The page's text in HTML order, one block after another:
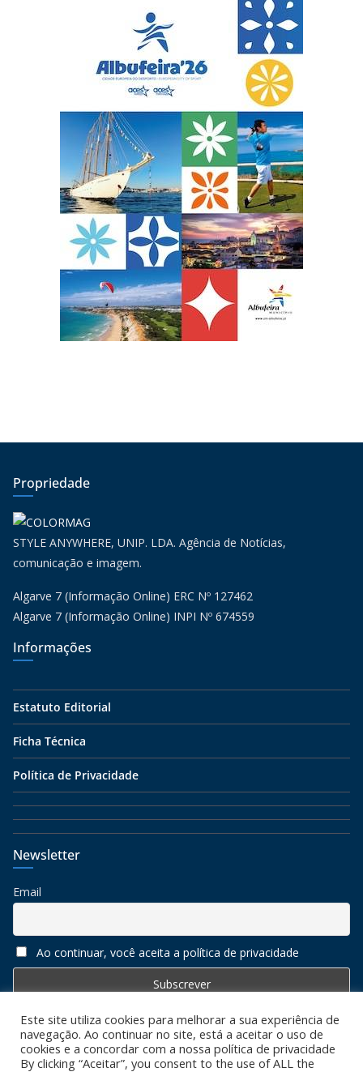
Propriedade
STYLE ANYWHERE, UNIP. LDA. Agência de Notícias,
comunicação e imagem.
Algarve 7 (Informação Online) ERC Nº 127462
Algarve 7 (Informação Online) INPI Nº 674559
Informações
Estatuto Editorial
Ficha Técnica
Política de Privacidade
Newsletter
Email
Ao continuar, você aceita a política de privacidade
Este site utiliza cookies para melhorar a sua experiência de
navegação. Ao continuar no site, está a aceitar o uso de
cookies e a concordar com a nossa política de privacidade
By clicking “Aceitar”, you consent to the use of ALL the